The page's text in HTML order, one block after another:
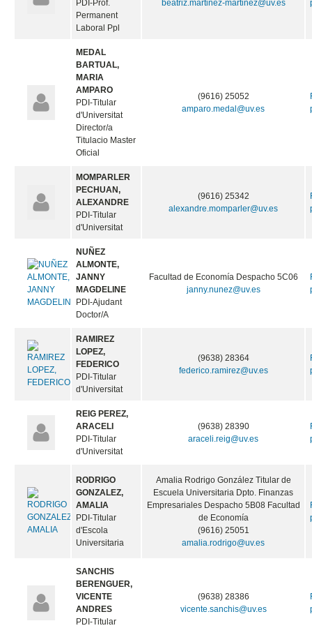
PDI-Prof.
Permanent
Laboral Ppl
beatriz.martinez-martinez@uv.es
MEDAL
BARTUAL,
MARIA
AMPARO
PDI-Titular
d'Universitat
Director/a
Titulacio Master
Oficial
(9616) 25052
amparo.medal@uv.es
MOMPARLER
PECHUAN,
ALEXANDRE
PDI-Titular
d'Universitat
(9616) 25342
alexandre.momparler@uv.es
NUÑEZ
ALMONTE,
JANNY
MAGDELINE
PDI-Ajudant
Doctor/A
Facultad de Economía Despacho 5C06
janny.nunez@uv.es
RAMIREZ
LOPEZ,
FEDERICO
PDI-Titular
d'Universitat
(9638) 28364
federico.ramirez@uv.es
REIG PEREZ,
ARACELI
PDI-Titular
d'Universitat
(9638) 28390
araceli.reig@uv.es
RODRIGO
GONZALEZ,
AMALIA
PDI-Titular
d'Escola
Universitaria
Amalia Rodrigo González Titular de
Escuela Universitaria Dpto. Finanzas
Empresariales Despacho 5B08 Facultad
de Economía
(9616) 25051
amalia.rodrigo@uv.es
SANCHIS
BERENGUER,
VICENTE
ANDRES
PDI-Titular
(9638) 28386
vicente.sanchis@uv.es